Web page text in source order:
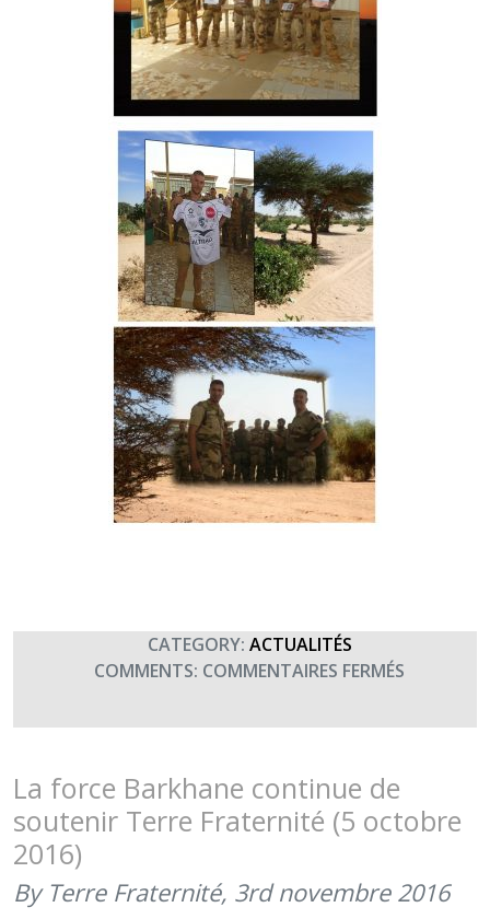
CATEGORY: ACTUALITÉS
COMMENTS: COMMENTAIRES FERMÉS
SOUS-
2
SOUTIENT
La force Barkhane continue de
soutenir Terre Fraternité (5 octobre
2016)
By Terre Fraternité, 3rd novembre 2016